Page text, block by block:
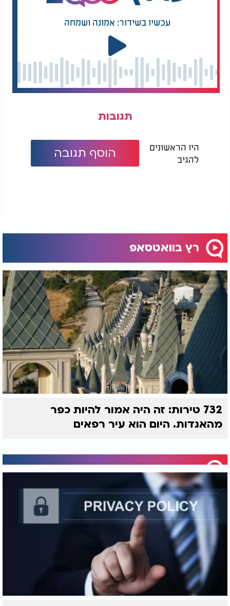
עכשיו בשידור: אמונה ושמחה
תגובות
היו הראשונים
להגיב
הוסף תגובה
רץ בוואטסאפ
732 טירות: זה היה אמור להיות כפר
מהאגדות. היום הוא עיר רפאים